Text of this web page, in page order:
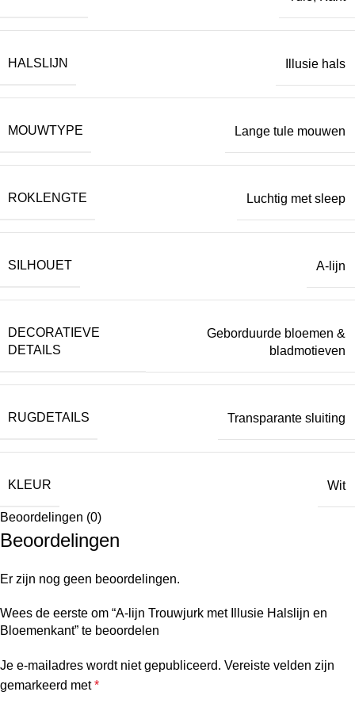
HALSLIJN Illusie hals
MOUWTYPE Lange tule mouwen
ROKLENGTE Luchtig met sleep
SILHOUET A-lijn
DECORATIEVE
DETAILS
Geborduurde bloemen &
bladmotieven
RUGDETAILS Transparante sluiting
KLEUR Wit
Beoordelingen (0)
Beoordelingen
Er zijn nog geen beoordelingen.
Wees de eerste om “A-lijn Trouwjurk met Illusie Halslijn en
Bloemenkant” te beoordelen
Je e-mailadres wordt niet gepubliceerd. Vereiste velden zijn
gemarkeerd met*